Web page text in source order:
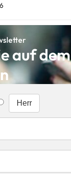
auf dem
Herr